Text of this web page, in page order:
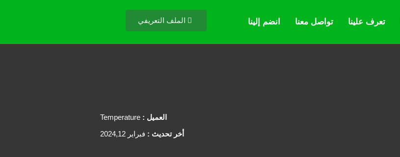
تعرف علينا تواصل معنا انضم إلينا الملف التعريفي
العميل :
أخر تحديث : فبراير 2024,12